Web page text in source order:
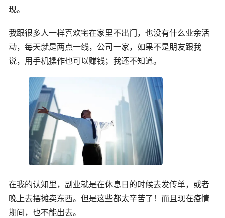
现。
我跟很多人一样喜欢宅在家里不出门，也没有什么业余活
动，每天就是两点一线，公司一家，如果不是朋友跟我
说，用手机操作也可以赚钱；我还不知道。
在我的认知里，副业就是在休息日的时候去发传单，或者
晚上去摆摊卖东西。但是这些都太辛苦了！而且现在疫情
期间，也不能出去。